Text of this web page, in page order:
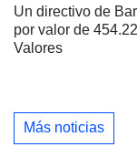
Un directivo de
por valor de
Valores
Más noticias